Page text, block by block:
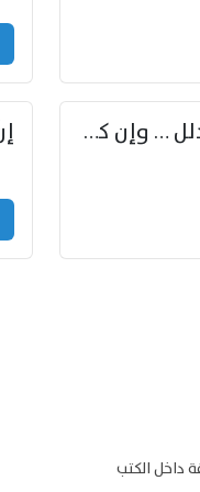
أفاطم مهلا بعض هذا التدلل … وإن كنت قد أزمعت صرمي فأجملي
داخل الكتب